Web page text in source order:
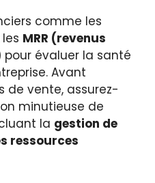
comme les
MRR (revenus
pour évaluer la santé
Avant
de vente, assurez-
minutieuse de
la gestion de
ressources